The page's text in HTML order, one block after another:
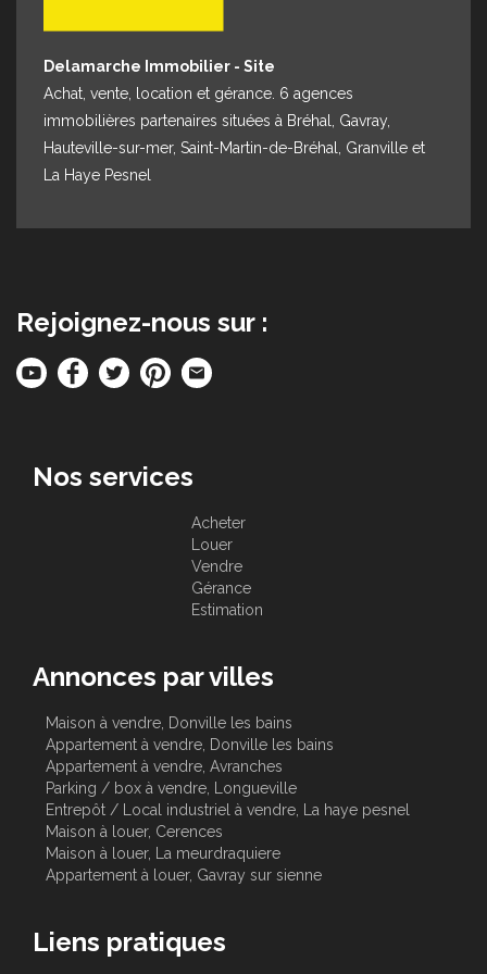
Delamarche Immobilier - Site
Achat, vente, location et gérance. 6 agences
immobilières partenaires situées à Bréhal, Gavray,
Hauteville-sur-mer, Saint-Martin-de-Bréhal, Granville et
La Haye Pesnel
Rejoignez-nous sur :
Nos services
Acheter
Louer
Vendre
Gérance
Estimation
Annonces par villes
Maison à vendre, Donville les bains
Appartement à vendre, Donville les bains
Appartement à vendre, Avranches
Parking / box à vendre, Longueville
Entrepôt / Local industriel à vendre, La haye pesnel
Maison à louer, Cerences
Maison à louer, La meurdraquiere
Appartement à louer, Gavray sur sienne
Liens pratiques